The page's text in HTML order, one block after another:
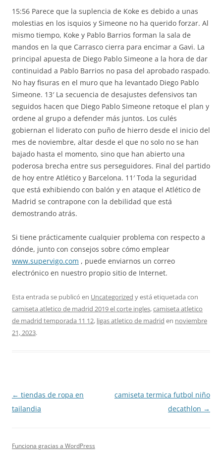
15:56 Parece que la suplencia de Koke es debido a unas
molestias en los isquios y Simeone no ha querido forzar. Al
mismo tiempo, Koke y Pablo Barrios forman la sala de
mandos en la que Carrasco cierra para encimar a Gavi. La
principal apuesta de Diego Pablo Simeone a la hora de dar
continuidad a Pablo Barrios no pasa del aprobado raspado.
No hay fisuras en el muro que ha levantado Diego Pablo
Simeone. 13′ La secuencia de desajustes defensivos tan
seguidos hacen que Diego Pablo Simeone retoque el plan y
ordene al grupo a defender más juntos. Los culés
gobiernan el liderato con puño de hierro desde el inicio del
mes de noviembre, altar desde el que no solo no se han
bajado hasta el momento, sino que han abierto una
poderosa brecha entre sus perseguidores. Final del partido
de hoy entre Atlético y Barcelona. 11′ Toda la seguridad
que está exhibiendo con balón y en ataque el Atlético de
Madrid se contrapone con la debilidad que está
demostrando atrás.
Si tiene prácticamente cualquier problema con respecto a
dónde, junto con consejos sobre cómo emplear
www.supervigo.com , puede enviarnos un correo
electrónico en nuestro propio sitio de Internet.
Esta entrada se publicó en Uncategorized y está etiquetada con
camiseta atletico de madrid 2019 el corte ingles,camiseta atletico
de madrid temporada 11 12, ligas atletico de madrid en noviembre
21, 2023.
Navegación
de
← tiendas de ropa en
tailandia
camiseta termica futbol niño
decathlon →
Funciona gracias a WordPress